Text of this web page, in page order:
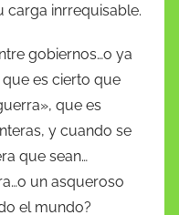
carga inrrequisable.
gobiernos…o ya
es cierto que
que es
y cuando se
que sean…
un asqueroso
el mundo?